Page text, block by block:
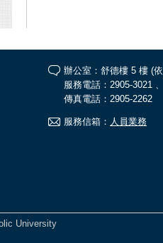
辦公室：舒德樓 5 樓 (
服務電話：2905-3021
傳真電話：2905-2262
服務信箱： 人員業務
University